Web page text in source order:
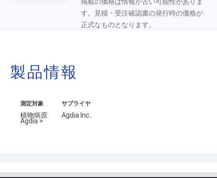
掲載の価格は情報が古い可能性がありま
す。見積・受注確認書の発行時の価格が
正式なものとなります。
製品情報
測定対象
植物病原
Agdia >
サプライヤ
Agdia Inc.